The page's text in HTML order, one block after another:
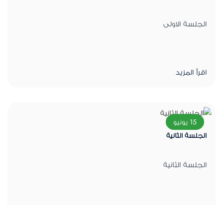
الجلسة الاولى
اقرأ المزيد
15 يونيو
الجلسة الثانية
الجلسة الثانية